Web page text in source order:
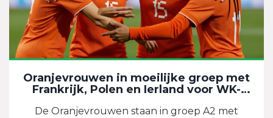
Oranjevrouwen in moeilijke groep met
Frankrijk, Polen en Ierland voor WK-
De Oranjevrouwen staan in groep A2 met